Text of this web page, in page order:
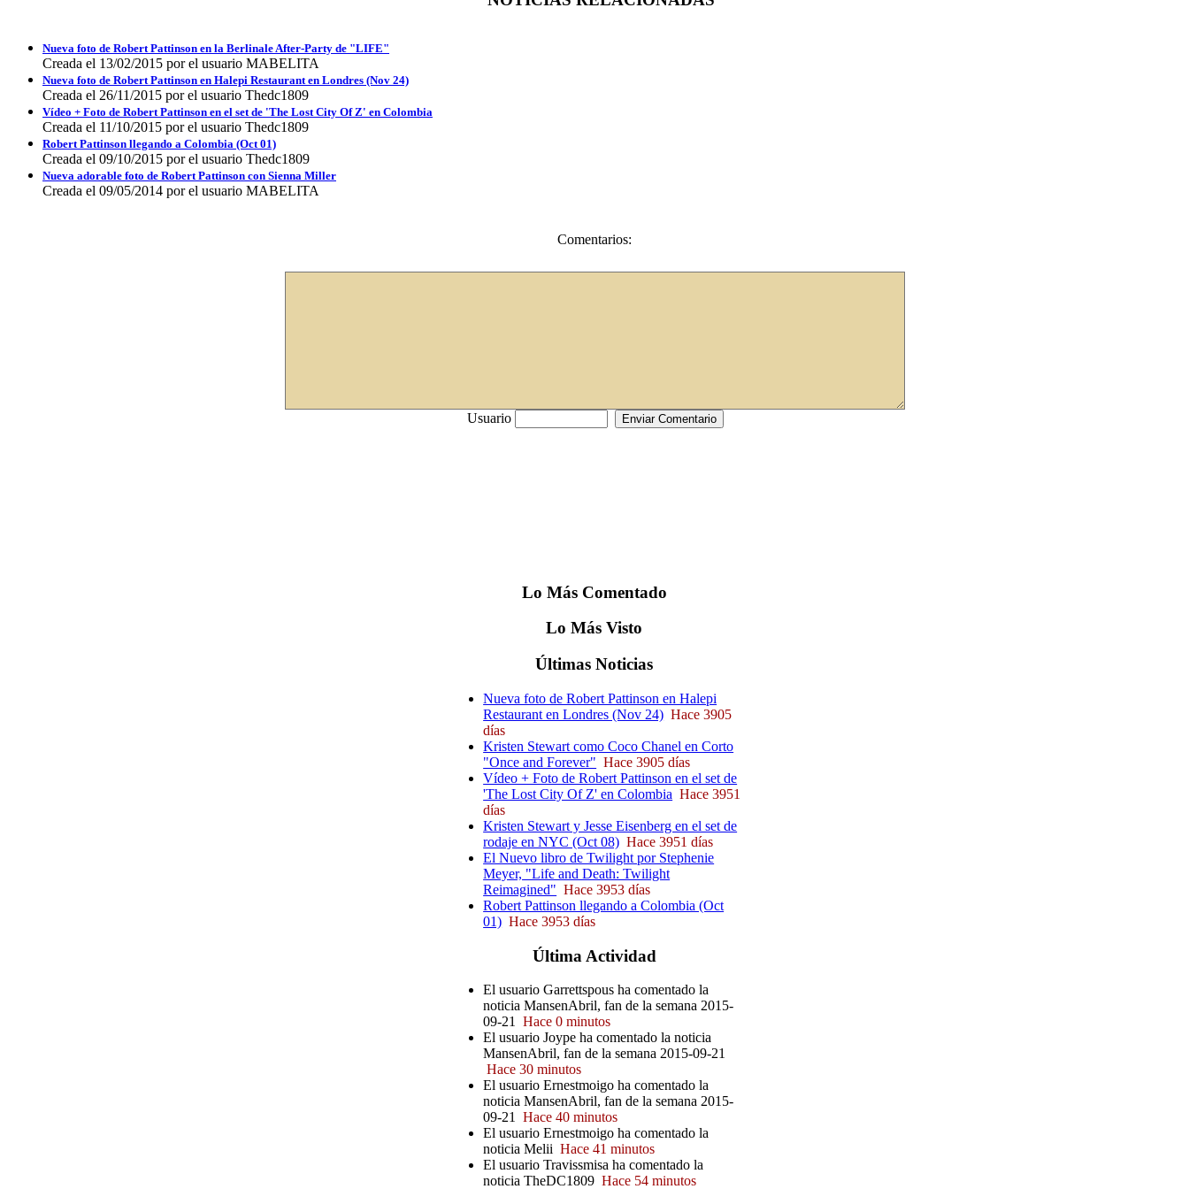
Nueva foto de Robert Pattinson en la Berlinale After-Party de "LIFE"
Creada el 13/02/2015 por el usuario MABELITA
Nueva foto de Robert Pattinson en Halepi Restaurant en Londres (Nov 24)
Creada el 26/11/2015 por el usuario Thedc1809
Vídeo + Foto de Robert Pattinson en el set de 'The Lost City Of Z' en Colombia
Creada el 11/10/2015 por el usuario Thedc1809
Robert Pattinson llegando a Colombia (Oct 01)
Creada el 09/10/2015 por el usuario Thedc1809
Nueva adorable foto de Robert Pattinson con Sienna Miller
Creada el 09/05/2014 por el usuario MABELITA
Comentarios:
Usuario
Lo MásComentado
LoMás Visto
Últimas Noticias
Nueva foto de Robert Pattinson en Halepi
Restaurant en Londres (Nov 24) Hace 3905
días
Kristen Stewart como Coco Chanel en Corto
"Once and Forever" Hace 3905 días
Vídeo + Foto de Robert Pattinson en el set de
'The Lost City Of Z' en Colombia Hace 3951
días
Kristen Stewart y Jesse Eisenberg en el set de
rodaje en NYC (Oct 08) Hace 3951 días
El Nuevo libro de Twilight por Stephenie
Meyer, "Life and Death: Twilight
Reimagined" Hace 3953 días
Robert Pattinson llegando a Colombia (Oct
01) Hace 3953 días
Última Actividad
El usuario Garrettspous ha comentado la
noticia MansenAbril, fan de la semana 2015-
09-21
Hace 0 minutos
El usuario Joype ha comentado la noticia
MansenAbril, fan de la semana 2015-09-21
Hace 30 minutos
El usuario Ernestmoigo ha comentado la
noticia MansenAbril, fan de la semana 2015-
09-21
Hace 40 minutos
El usuario Ernestmoigo ha comentado la
noticia Melii Hace 41 minutos
El usuario Travissmisa ha comentado la
noticia TheDC1809 Hace 54 minutos